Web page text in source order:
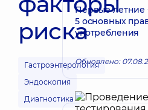
риска
Гастроэнтерология
Эндоскопия
Диагностика
Первые летние
5 основных
употребления
Обновлено: